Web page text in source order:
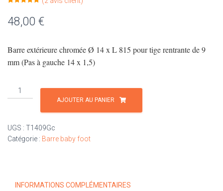
basé sur
notations
48,00 €
Barre extérieure chromée Ø 14 x L 815 pour tige rentrante de 9
mm (Pas à gauche 14 x 1,5)
quantité
de
chromée
Ø
gauche
AJOUTER AU PANIER
UGS : T1409Gc
Catégorie : Barre baby foot
INFORMATIONS COMPLÉMENTAIRES